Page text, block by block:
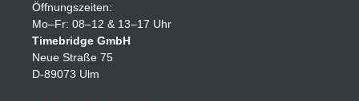
Öffnungszeiten:
Mo–Fr: 08–12 & 13–17 Uhr
Timebridge GmbH
Neue Straße 75
D-89073 Ulm